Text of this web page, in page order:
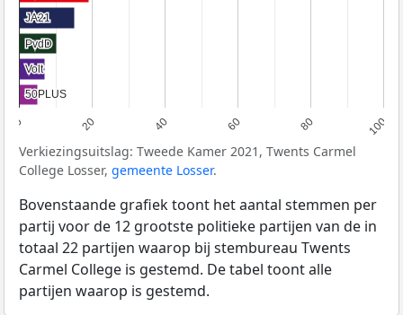
0 20 40 60 80 100
JA21
JA21
PvdD
PvdD
Volt
Volt
50PLUS
50PLUS
Verkiezingsuitslag: Tweede Kamer 2021, Twents Carmel
College Losser, gemeente Losser.
Bovenstaande grafiek toont het aantal stemmen per
partij voor de 12 grootste politieke partijen van de in
totaal 22 partijen waarop bij stembureau Twents
Carmel College is gestemd. De tabel toont alle
partijen waarop is gestemd.